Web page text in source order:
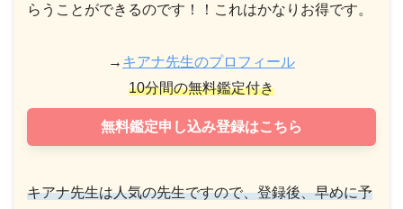
らうことができるのです！！これはかなりお得です。
→ キアナ先生のプロフィール
10分間の無料鑑定付き
無料鑑定申し込み登録はこちら
キアナ先生は人気の先生ですので、登録後、早めに予